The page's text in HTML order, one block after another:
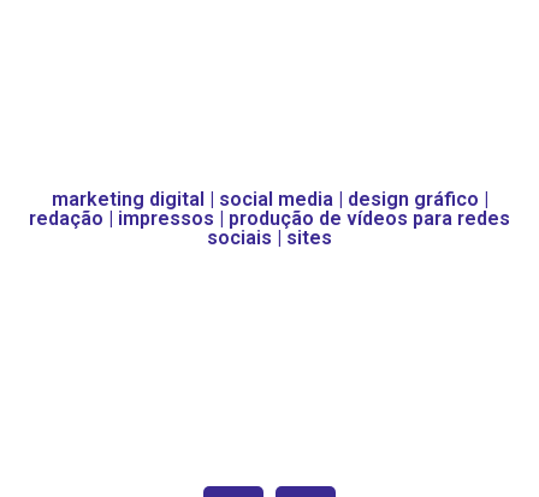
marketing digital | social media | design gráfico |
redação | impressos | produção de vídeos para redes
sociais | sites